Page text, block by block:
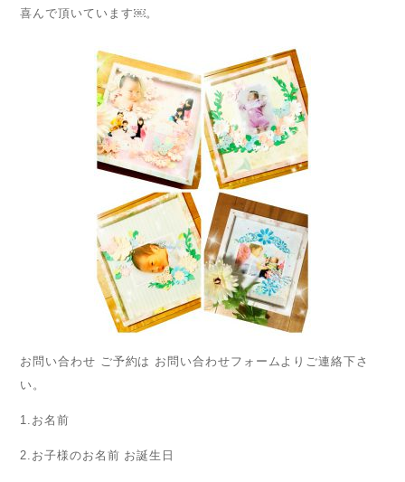
喜んで頂いています￼。
お問い合わせ ご予約は お問い合わせフォームよりご連絡下さ
い。
1.お名前
2.お子様のお名前 お誕生日